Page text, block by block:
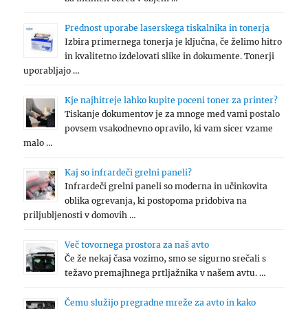
Prednost uporabe laserskega tiskalnika in tonerja
Izbira primernega tonerja je ključna, če želimo hitro
in kvalitetno izdelovati slike in dokumente. Tonerji
uporabljajo …
Kje najhitreje lahko kupite poceni toner za printer?
Tiskanje dokumentov je za mnoge med vami postalo
povsem vsakodnevno opravilo, ki vam sicer vzame
malo …
Kaj so infrardeči grelni paneli?
Infrardeči grelni paneli so moderna in učinkovita
oblika ogrevanja, ki postopoma pridobiva na
priljubljenosti v domovih …
Več tovornega prostora za naš avto
Če že nekaj časa vozimo, smo se sigurno srečali s
težavo premajhnega prtljažnika v našem avtu. …
Čemu služijo pregradne mreže za avto in kako